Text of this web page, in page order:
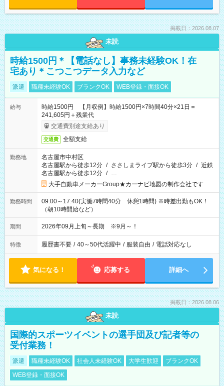
掲載日：2026.08.07
未読
時給1500円＊【電話なし】事務未経験OK！在
宅あり＊こつこつデータ入力など
派遣 職種未経験OK ブランクOK WEB登録・面接OK
給与
時給1500円 【月収例】時給1500円×7時間40分×21日＝
241,605円＋残業代
交通費別途支給あり
交通費 全額支給
勤務地
名古屋市中村区
名古屋駅から徒歩12分 / ささしまライブ駅から徒歩3分 / 近鉄
名古屋駅から徒歩12分 / …
大手自動車メーカーGroup★カーナビ地図の制作会社です
勤務時間
09:00～17:40(実働7時間40分 休憩1時間) ※時差出勤もOK！
（朝10時開始など）
期間 2026年09月上旬～長期 ※9月～！
特徴 履歴書不要 / 40～50代活躍中 / 服装自由 / 電話対応なし
気になる！ 応募する 詳細へ
掲載日：2026.08.06
未読
国際的スポーツイベントの選手団及び記者等の
受付業務！
派遣 職種未経験OK 社会人未経験OK 大学生歓迎
ブランクOK
WEB登録・面接OK